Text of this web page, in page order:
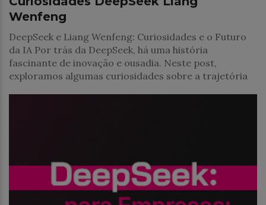
Wenfeng
DeepSeek e Liang Wenfeng: Curiosidades e o Futuro
da IA Por trás da DeepSeek, há uma história
fascinante de inovação e ousadia. Neste post,
exploramos algumas curiosidades sobre a trajetória